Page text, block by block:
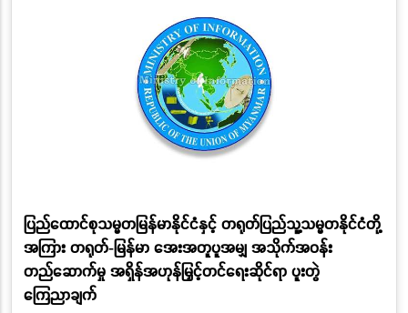
ပြည်ထောင်စုသမ္မတမြန်မာနိုင်ငံနှင့် တရုတ်ပြည်သူ့သမ္မတနိုင်ငံတို့
အကြား တရုတ်-မြန်မာ အေးအတူပူအမျှ အသိုက်အဝန်း
တည်ဆောက်မှု အရှိန်အဟုန်မြှင့်တင်ရေးဆိုင်ရာ ပူးတွဲ
ကြေညာချက်